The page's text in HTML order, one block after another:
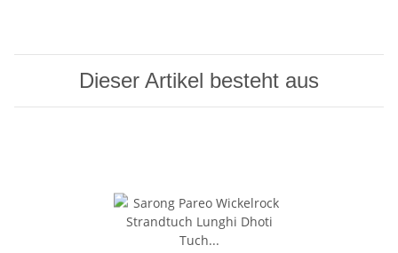
Dieser Artikel besteht aus